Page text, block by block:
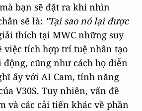
bạn sẽ đặt ra khi nhìn
sẽ là: "Tại sao nó lại được
thích tại MWC những suy
việc tích hợp trí tuệ nhân tạo
cũng như cách họ diễn
ấy với AI Cam, tính năng
V30S. Tuy nhiên, vấn đề
và các cải tiến khác về phần